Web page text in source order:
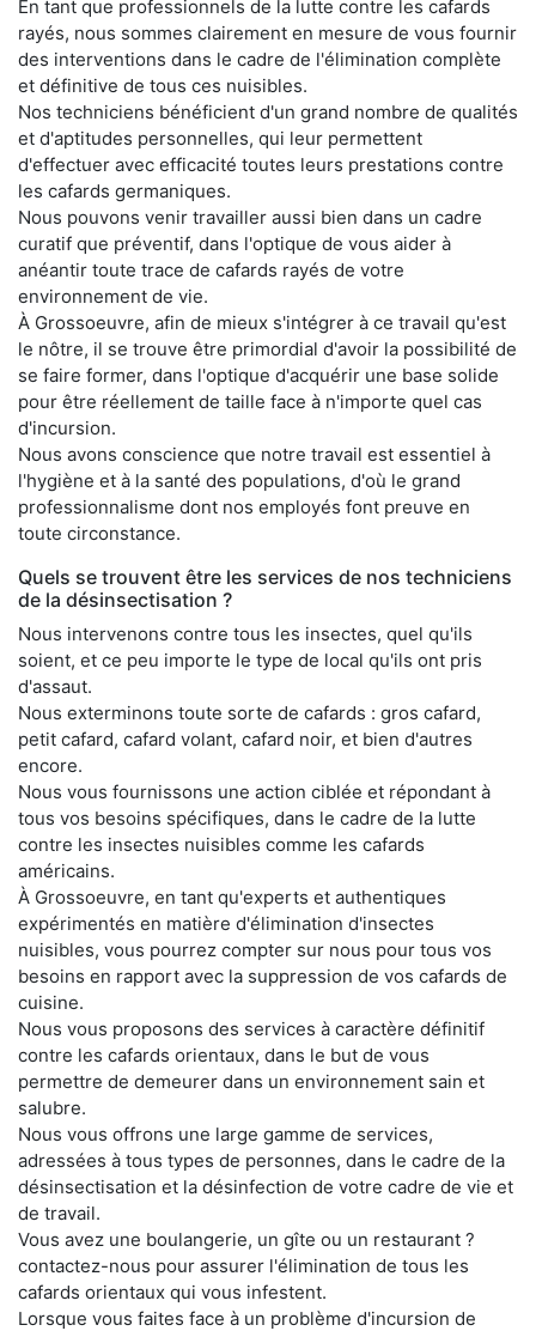
En tant que professionnels de la lutte contre les cafards
rayés, nous sommes clairement en mesure de vous fournir
des interventions dans le cadre de l'élimination complète
et définitive de tous ces nuisibles.
Nos techniciens bénéficient d'un grand nombre de qualités
et d'aptitudes personnelles, qui leur permettent
d'effectuer avec efficacité toutes leurs prestations contre
les cafards germaniques.
Nous pouvons venir travailler aussi bien dans un cadre
curatif que préventif, dans l'optique de vous aider à
anéantir toute trace de cafards rayés de votre
environnement de vie.
À Grossoeuvre, afin de mieux s'intégrer à ce travail qu'est
le nôtre, il se trouve être primordial d'avoir la possibilité de
se faire former, dans l'optique d'acquérir une base solide
pour être réellement de taille face à n'importe quel cas
d'incursion.
Nous avons conscience que notre travail est essentiel à
l'hygiène et à la santé des populations, d'où le grand
professionnalisme dont nos employés font preuve en
toute circonstance.
Quels se trouvent être les services de nos techniciens
de la désinsectisation ?
Nous intervenons contre tous les insectes, quel qu'ils
soient, et ce peu importe le type de local qu'ils ont pris
d'assaut.
Nous exterminons toute sorte de cafards : gros cafard,
petit cafard, cafard volant, cafard noir, et bien d'autres
encore.
Nous vous fournissons une action ciblée et répondant à
tous vos besoins spécifiques, dans le cadre de la lutte
contre les insectes nuisibles comme les cafards
américains.
À Grossoeuvre, en tant qu'experts et authentiques
expérimentés en matière d'élimination d'insectes
nuisibles, vous pourrez compter sur nous pour tous vos
besoins en rapport avec la suppression de vos cafards de
cuisine.
Nous vous proposons des services à caractère définitif
contre les cafards orientaux, dans le but de vous
permettre de demeurer dans un environnement sain et
salubre.
Nous vous offrons une large gamme de services,
adressées à tous types de personnes, dans le cadre de la
désinsectisation et la désinfection de votre cadre de vie et
de travail.
Vous avez une boulangerie, un gîte ou un restaurant ?
contactez-nous pour assurer l'élimination de tous les
cafards orientaux qui vous infestent.
Lorsque vous faites face à un problème d'incursion de